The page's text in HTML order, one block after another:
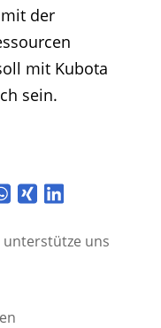
der
mit Kubota
sein.
unterstütze uns